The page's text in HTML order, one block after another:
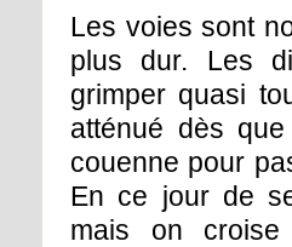
Les voies sont
plus dur. Les
grimper quasi
atténué dès
couenne pour
En ce jour de
mais on croise